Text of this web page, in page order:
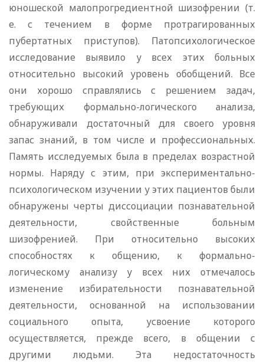
юношеской малопрогредиентной шизофрении (т.
е. с течением в форме протрагированных
пубертатных приступов). Патопсихологическое
исследование выявило у всех этих больных
относительно высокий уровень обобщений. Все
они хорошо справлялись с решением задач,
требующих формально-логического анализа,
обнаруживали достаточный для своего уровня
запас знаний, в том числе и профессиональных.
Память исследуемых была в пределах возрастной
нормы. Наряду с этим, при экспериментально-
психологическом изучении у этих пациентов были
обнаружены черты диссоциации познавательной
деятельности, свойственные больным
шизофренией. При относительно высоких
способностях к общению, к формально-
логическому анализу у всех них отмечалось
изменение избирательности познавательной
деятельности, основанной на использовании
социального опыта, усвоение которого
осуществляется, прежде всего, в общении с
другими людьми. Эта недостаточность